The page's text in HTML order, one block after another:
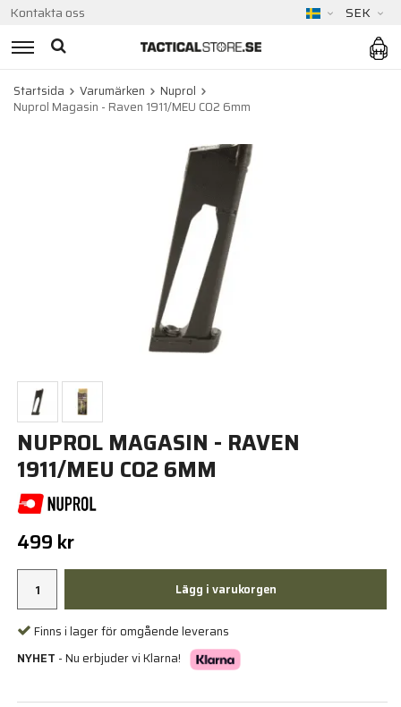
Kontakta oss SEK
Startsida Varumärken
Nuprol
Nuprol Magasin - Raven 1911/MEU CO2 6mm
NUPROL MAGASIN - RAVEN
1911/MEU CO2 6MM
499 kr
Lägg i varukorgen
Finns i lager för omgående leverans
NYHET - Nu erbjuder vi Klarna!